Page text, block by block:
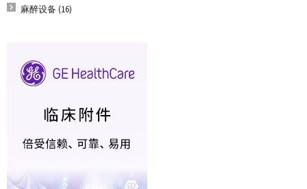
麻醉设备 (16)